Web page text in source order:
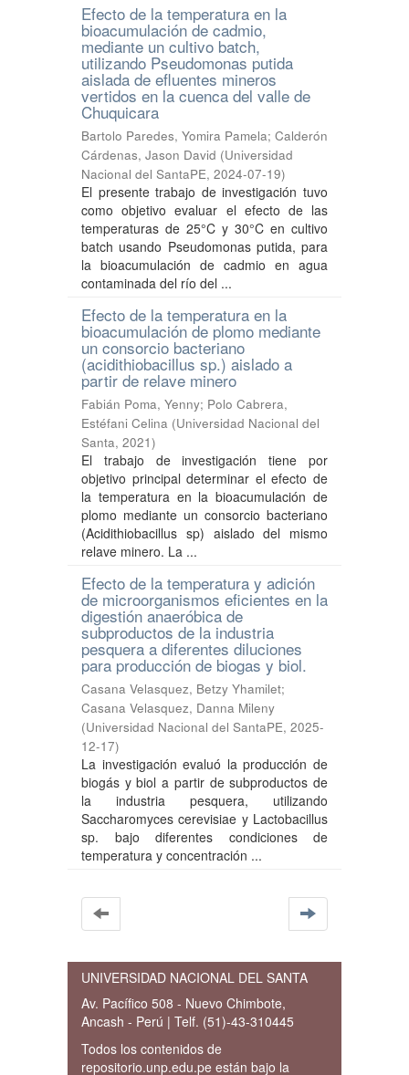
Efecto de la temperatura en la
bioacumulación de cadmio,
mediante un cultivo batch,
utilizando Pseudomonas putida
aislada de efluentes mineros
vertidos en la cuenca del valle de
Chuquicara
Bartolo Paredes, Yomira Pamela; Calderón
Cárdenas, Jason David (Universidad
Nacional del SantaPE, 2024-07-19)
El presente trabajo de investigación tuvo
como objetivo evaluar el efecto de las
temperaturas de 25°C y 30°C en cultivo
batch usando Pseudomonas putida, para
la bioacumulación de cadmio en agua
contaminada del río del ...
Efecto de la temperatura en la
bioacumulación de plomo mediante
un consorcio bacteriano
(acidithiobacillus sp.) aislado a
partir de relave minero
Fabián Poma, Yenny; Polo Cabrera,
Estéfani Celina (Universidad Nacional del
Santa, 2021)
El trabajo de investigación tiene por
objetivo principal determinar el efecto de
la temperatura en la bioacumulación de
plomo mediante un consorcio bacteriano
(Acidithiobacillus sp) aislado del mismo
relave minero. La ...
Efecto de la temperatura y adición
de microorganismos eficientes en la
digestión anaeróbica de
subproductos de la industria
pesquera a diferentes diluciones
para producción de biogas y biol.
Casana Velasquez, Betzy Yhamilet;
Casana Velasquez, Danna Mileny
(Universidad Nacional del SantaPE, 2025-
12-17)
La investigación evaluó la producción de
biogás y biol a partir de subproductos de
la industria pesquera, utilizando
Saccharomyces cerevisiae y Lactobacillus
sp. bajo diferentes condiciones de
temperatura y concentración ...
UNIVERSIDAD NACIONAL DEL SANTA
Av. Pacífico 508 - Nuevo Chimbote,
Ancash - Perú | Telf. (51)-43-310445
Todos los contenidos de
repositorio.unp.edu.pe están bajo la